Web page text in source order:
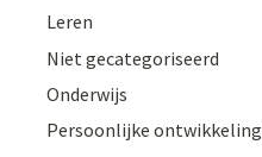
Leren
Niet gecategoriseerd
Onderwijs
Persoonlijke ontwikkeling